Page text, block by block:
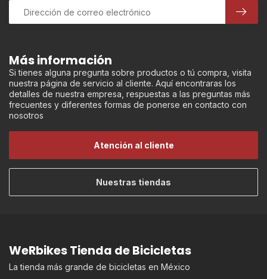
Más información
Si tienes alguna pregunta sobre productos o tú compra, visita
nuestra página de servicio al cliente. Aquí encontraras los
detalles de nuestra empresa, respuestas a las preguntas más
frecuentes y diferentes formas de ponerse en contacto con
nosotros
Atención al cliente
Nuestras tiendas
WeRbikes Tienda de Bicicletas
La tienda más grande de bicicletas en México